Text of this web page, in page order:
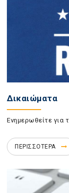
Δικαιώματα
Ενημερωθείτε για
ΠΕΡΙΣΣΟΤΕΡΑ